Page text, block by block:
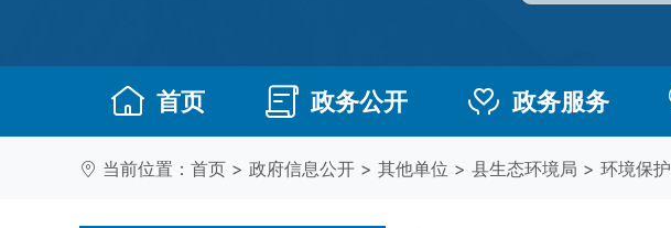
首页 政务公开 政务服务
当前位置： 首页 > 政府信息公开 > 其他单位 > 县生态环境局 > 环境保护